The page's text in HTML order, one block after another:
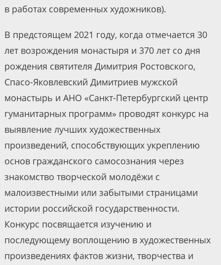
в работах современных художников).
В предстоящем 2021 году, когда отмечается 30
лет возрождения монастыря и 370 лет со дня
рождения святителя Димитрия Ростовского,
Спасо-Яковлевский Димитриев мужской
монастырь и АНО «Санкт-Петербургский центр
гуманитарных программ» проводят конкурс на
выявление лучших художественных
произведений, способствующих укреплению
основ гражданского самосознания через
знакомство творческой молодёжи с
малоизвестными или забытыми страницами
истории российской государственности.
Конкурс посвящается изучению и
последующему воплощению в художественных
произведениях фактов жизни, творчества и